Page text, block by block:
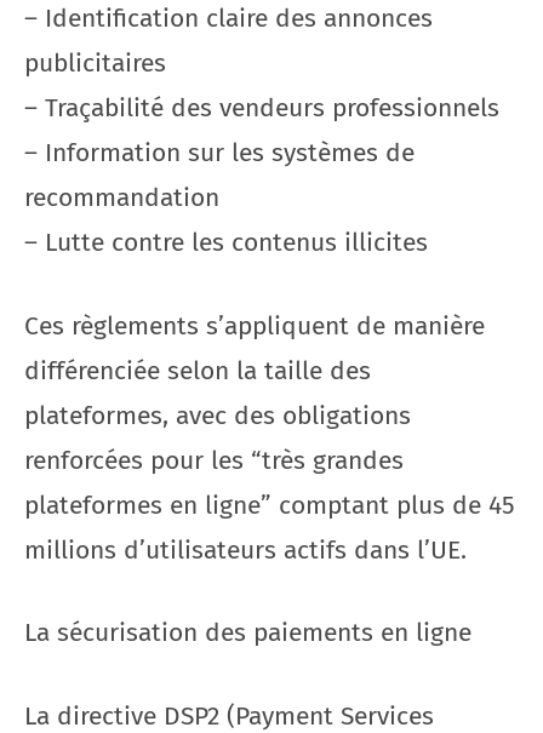
– Identification claire des annonces
publicitaires
– Traçabilité des vendeurs professionnels
– Information sur les systèmes de
recommandation
– Lutte contre les contenus illicites
Ces règlements s’appliquent de manière
différenciée selon la taille des
plateformes, avec des obligations
renforcées pour les “très grandes
plateformes en ligne” comptant plus de 45
millions d’utilisateurs actifs dans l’UE.
La sécurisation des paiements en ligne
La directive DSP2 (Payment Services